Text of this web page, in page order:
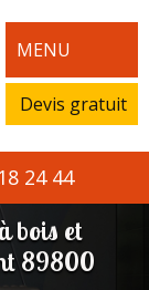
MENU
Devis gratuit
24 44
bois et
89800